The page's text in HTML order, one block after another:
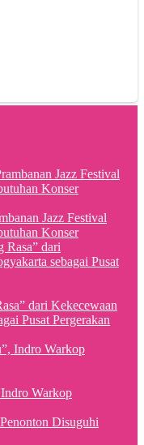
Jazz Festival
Konser
dari Kekecewaan
Pusat Pergerakan
Warkop